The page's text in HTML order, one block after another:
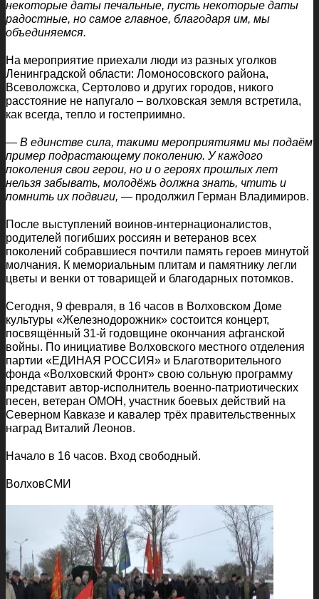
некоторые даты печальные, пусть некоторые даты
радостные, но самое главное, благодаря им, мы
объединяемся.
На мероприятие приехали люди из разных уголков
Ленинградской области: Ломоносовского района,
Всеволожска, Сертолово и других городов, никого
расстояние не напугало – волховская земля встретила,
как всегда, тепло и гостеприимно.
— В единстве сила, такими мероприятиями мы подаём
пример подрастающему поколению. У каждого
поколения свои герои, но и о героях прошлых лет
нельзя забывать, молодёжь должна знать, чтить и
помнить их подвиги, — продолжил Герман Владимиров.
После выступлений воинов-интернационалистов,
родителей погибших россиян и ветеранов всех
поколений собравшиеся почтили память героев минутой
молчания. К мемориальным плитам и памятнику легли
цветы и венки от товарищей и благодарных потомков.
Сегодня, 9 февраля, в 16 часов в Волховском Доме
культуры «Железнодорожник» состоится концерт,
посвящённый 31-й годовщине окончания афганской
войны. По инициативе Волховского местного отделения
партии «ЕДИНАЯ РОССИЯ» и Благотворительного
фонда «Волховский Фронт» свою сольную программу
представит автор-исполнитель военно-патриотических
песен, ветеран ОМОН, участник боевых действий на
Северном Кавказе и кавалер трёх правительственных
наград Виталий Леонов.
Начало в 16 часов. Вход свободный.
ВолховСМИ